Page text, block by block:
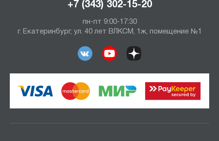
+7 (343) 302-15-20
пн-пт 9:00-17:30
г. Екатеринбург, ул. 40 лет ВЛКСМ, 1ж, помещение №1